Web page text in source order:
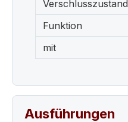
Verschlusszustand
Funktion
mit
Ausführungen